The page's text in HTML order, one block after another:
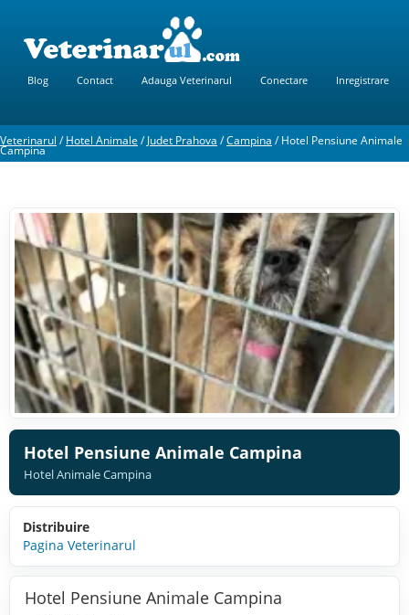
Blog Contact Adauga Veterinarul Conectare Inregistrare
Veterinarul /Hotel Animale /Judet Prahova /Campina /Hotel Pensiune Animale
Campina
Hotel Pensiune Animale Campina
Hotel Animale Campina
Distribuire
Pagina Veterinarul
Hotel Pensiune Animale Campina